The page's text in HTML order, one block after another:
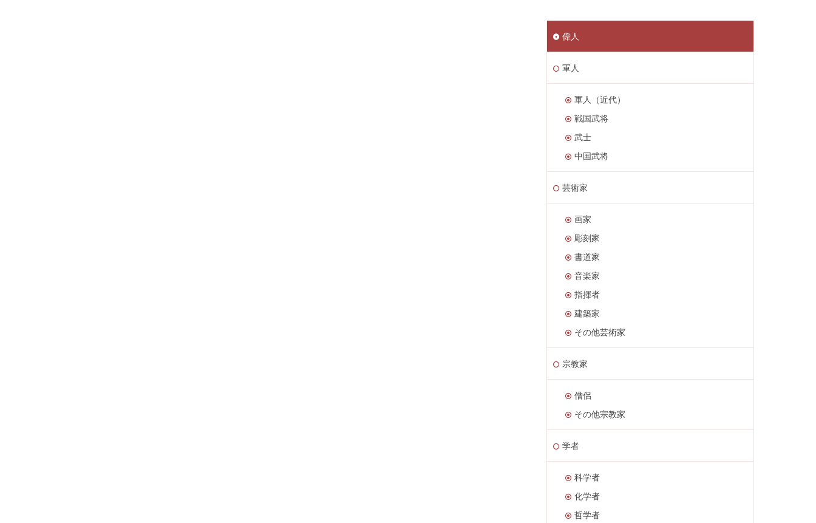
偉人
軍人
軍人（近代）
戦国武将
武士
中国武将
芸術家
画家
彫刻家
書道家
音楽家
指揮者
建築家
その他芸術家
宗教家
僧侶
その他宗教家
学者
科学者
化学者
哲学者